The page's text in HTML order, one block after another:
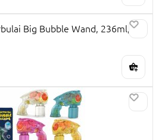
Big Bubble Wand, 236ml,